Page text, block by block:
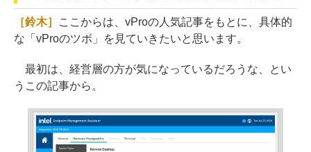
［鈴木］
ここからは、vProの人気記事をもとに、具体的
な「vProのツボ」を見ていきたいと思います。
最初は、経営層の方が気になっているだろうな、とい
うこの記事から。